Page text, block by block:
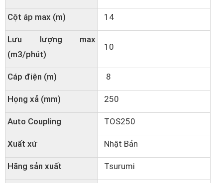
Cột áp max (m) 14
Lưu lượng max
(m3/phút)
10
Cáp điện (m) 8
Họng xả (mm) 250
Auto Coupling TOS250
Xuất xứ Nhật Bản
Hãng sản xuất Tsurumi